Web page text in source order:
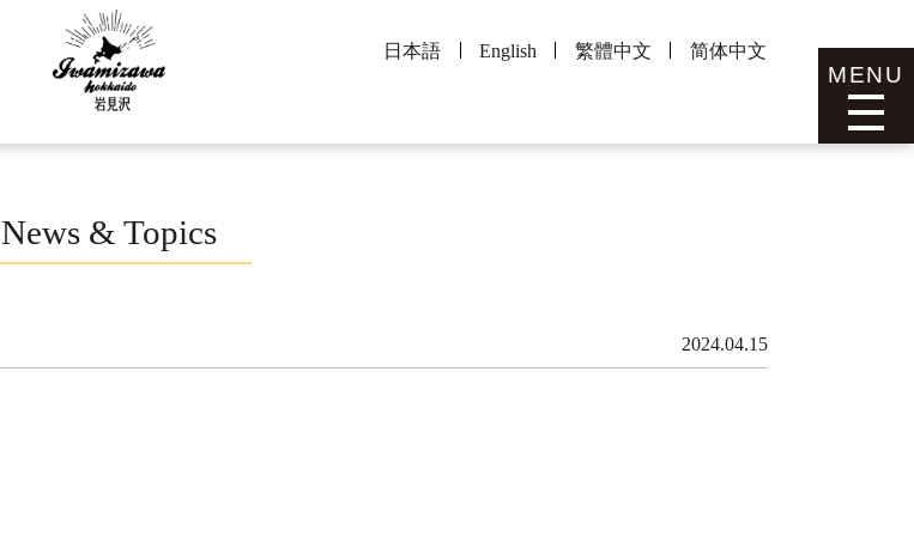
MENU
日本語 English 繁體中文 简体中文
News & Topics
2024.04.15